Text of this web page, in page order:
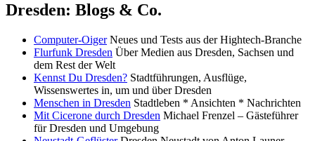
Dresden: Blogs & Co.
Computer-OigerNeues und Tests aus der Hightech-Branche
Flurfunk Dresden Über Medien aus Dresden, Sachsen und
dem Rest der Welt
Kennst Du Dresden? Stadtführungen, Ausflüge,
Wissenswertes in, um und über Dresden
Menschen in Dresden Stadtleben * Ansichten * Nachrichten
Mit Cicerone durch Dresden Michael Frenzel – Gästeführer
für Dresden und Umgebung